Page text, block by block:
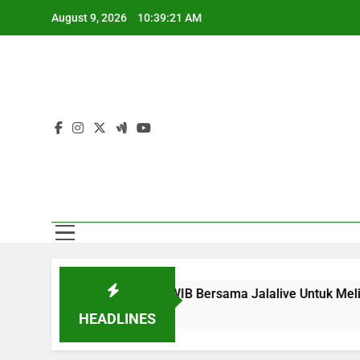
August 9, 2026 10:39:22 AM
HEADLINES
02.00 WIB Bersama Jalalive Untuk Melihat Keseruan